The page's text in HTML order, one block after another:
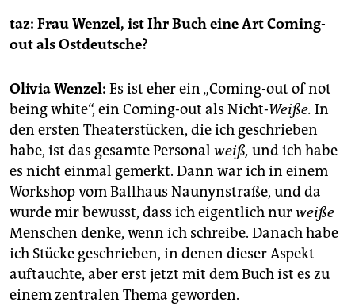
taz: Frau Wenzel, ist Ihr Buch eine Art Coming-
out als Ostdeutsche?
Olivia Wenzel: Es ist eher ein „Coming-out of not
being white“, ein Coming-out als Nicht-Weiße. In
den ersten Theaterstücken, die ich geschrieben
habe, ist das gesamte Personal weiß, und ich habe
es nicht einmal gemerkt. Dann war ich in einem
Workshop vom Ballhaus Naunynstraße, und da
wurde mir bewusst, dass ich eigentlich nurweiße
Menschen denke, wenn ich schreibe. Danach habe
ich Stücke geschrieben, in denen dieser Aspekt
auftauchte, aber erst jetzt mit dem Buch ist es zu
einem zentralen Thema geworden.